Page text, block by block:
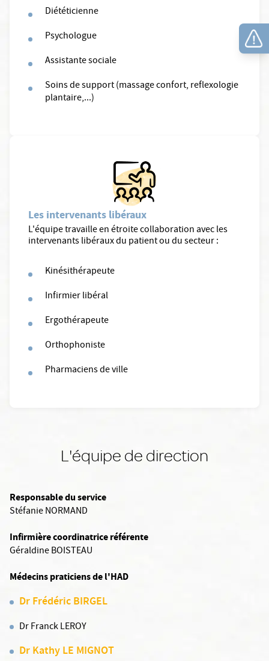
Diététicienne
Psychologue
Assistante sociale
Soins de support (massage confort, reflexologie
plantaire,...)
Les intervenants libéraux
L'équipe travaille en étroite collaboration avec les
intervenants libéraux du patient ou du secteur :
Kinésithérapeute
Infirmier libéral
Ergothérapeute
Orthophoniste
Pharmaciens de ville
L'équipe de direction
Responsable du service
Stéfanie NORMAND
Infirmière coordinatrice référente
Géraldine BOISTEAU
Médecins praticiens de l'HAD
Dr Frédéric BIRGEL
Dr Franck LEROY
Dr Kathy LE MIGNOT